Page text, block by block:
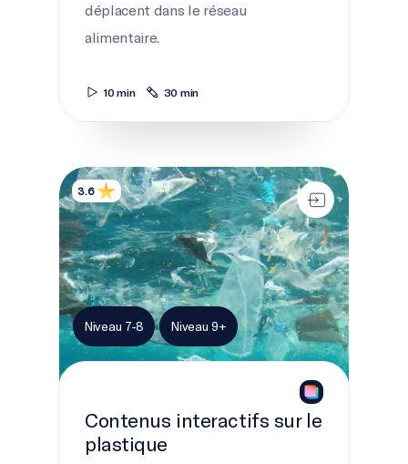
déplacent dans le réseau
alimentaire.
10 min 30 min
Contenus interactifs sur le plastique
3.6
Niveau 7-8 Niveau 9+
Contenus interactifs sur le
plastique